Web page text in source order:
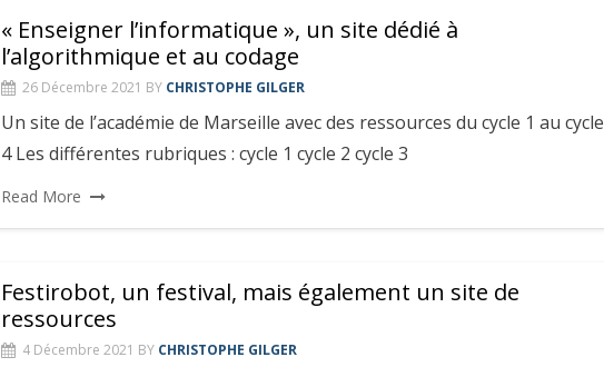
« Enseigner l’informatique », un site dédié à
l’algorithmique et au codage
26 Décembre 2021 BY CHRISTOPHE GILGER
Un site de l’académie de Marseille avec des ressources du cycle 1 au cycle
4 Les différentes rubriques : cycle 1 cycle 2 cycle 3
Read More
Festirobot, un festival, mais également un site de
ressources
4 Décembre 2021 BY CHRISTOPHE GILGER